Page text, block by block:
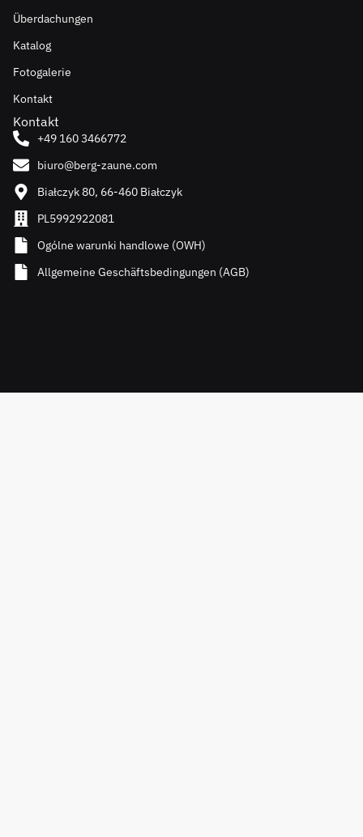
Überdachungen
Katalog
Fotogalerie
Kontakt
Kontakt
+49 160 3466772
biuro@berg-zaune.com
Białczyk 80, 66-460 Białczyk
PL5992922081
Ogólne warunki handlowe (OWH)
Allgemeine Geschäftsbedingungen (AGB)